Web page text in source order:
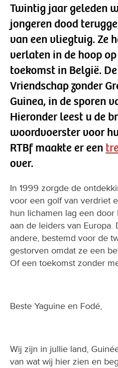
Twintig jaar geleden
jongeren dood
van een vliegtuig. Ze
verlaten in de hoop
toekomst in België.
Vriendschap zonder
Guinea, in de sporen
Hieronder leest u de
woordvoerster voor
RTBf maakte er een
over.
In 1999 zorgde de
voor een golf van verdriet
hun lichamen lag een
aan de leiders van
andere, bestemd voor de
gestorven omdat ze een
Of een toekomst zonder
Beste Yaguine en Fodé,
Wij zijn in jullie land,
van wat wij hier zien en